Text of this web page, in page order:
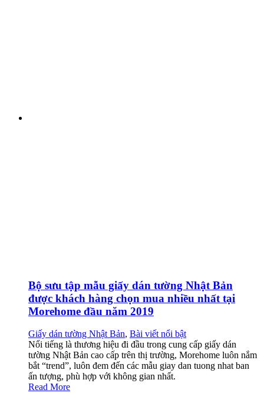
Bộ sưu tập mẫu giấy dán tường Nhật Bản
được khách hàng chọn mua nhiều nhất tại
Morehome đầu năm 2019
Giấy dán tường Nhật Bản, Bài viết nổi bật
Nổi tiếng là thương hiệu đi đầu trong cung cấp giấy dán
tường Nhật Bản cao cấp trên thị trường, Morehome luôn nắm
bắt “trend”, luôn đem đến các mẫu giay dan tuong nhat ban
ấn tượng, phù hợp với không gian nhất.
Read More